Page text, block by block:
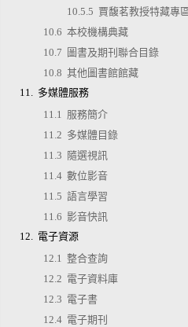
10.5.5 賈馥茗教授特藏專
10.6 本校機構典藏
10.7 圖書及期刊聯合目錄
10.8 其他圖書館館藏
11. 多媒體服務
11.1 服務簡介
11.2 多媒體目錄
11.3 隨選視訊
11.4 數位影音
11.5 語言學習
11.6 影音快訊
12. 電子資源
12.1 整合查詢
12.2 電子資料庫
12.3 電子書
12.4 電子期刊